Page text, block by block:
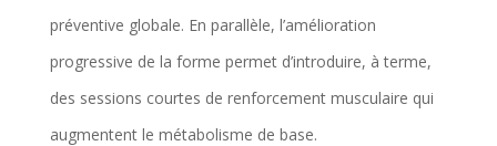
préventive globale. En parallèle, l’amélioration
progressive de la forme permet d’introduire, à terme,
des sessions courtes de renforcement musculaire qui
augmentent le métabolisme de base.